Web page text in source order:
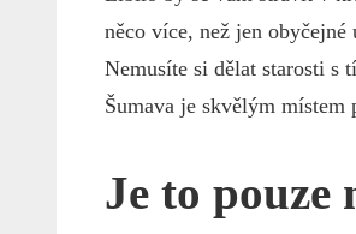
něco více, než jen obyčejné
Nemusíte si dělat starosti s
Šumava je skvělým místem
Je to pouze